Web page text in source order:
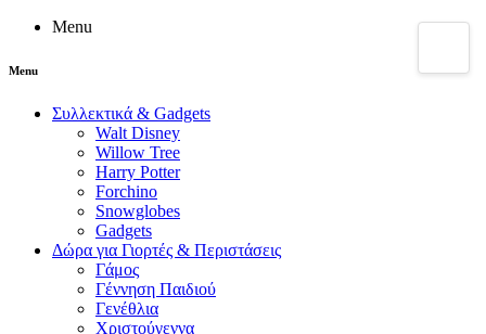
Menu
Menu
Συλλεκτικά & Gadgets
Walt Disney
Willow Tree
Harry Potter
Forchino
Snowglobes
Gadgets
Δώρα για Γιορτές & Περιστάσεις
Γάμος
Γέννηση Παιδιού
Γενέθλια
Χριστούγεννα